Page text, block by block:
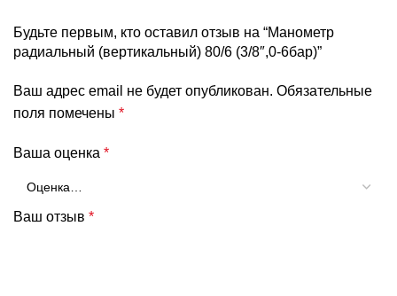
Будьте первым, кто оставил отзыв на “Манометр
радиальный (вертикальный) 80/6 (3/8″,0-6бар)”
Ваш адрес email не будет опубликован. Обязательные
поля помечены *
Ваша оценка *
Ваш отзыв *